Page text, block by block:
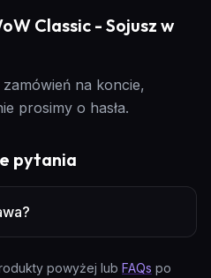
Classic - Sojusz w
na koncie,
prosimy o hasła.
pytania
powyżej lub FAQs po